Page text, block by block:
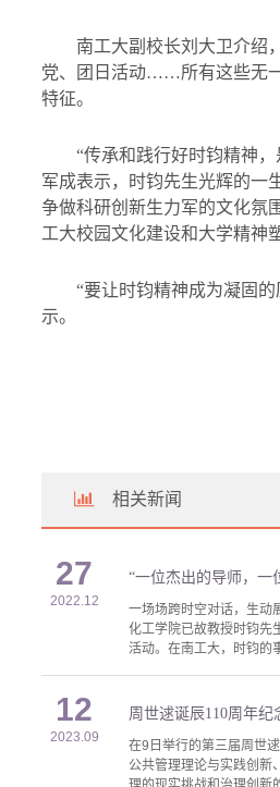
南工大副校长刘大卫介绍
党、团日活动……所有这些无
特征。
“传承和践行好时钧精神
军成表示，时钧先生光辉的一
争做科研创新生力军的文化氛
工大校园文化建设和大学精神
“要让时钧精神成为凝固
示。
相关新闻
27
2022.12
“一位杰出的导师，
一场场跨时空对话，生动
化工学院已故教授时钧先
活动。在南工大，时钧的
12
2023.09
周世逑诞辰110周年
在9日举行的第三届周世
公共管理理论与实践创新